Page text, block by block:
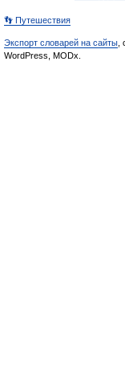
👣 Путешествия
Экспорт словарей на сайты
WordPress, MODx.